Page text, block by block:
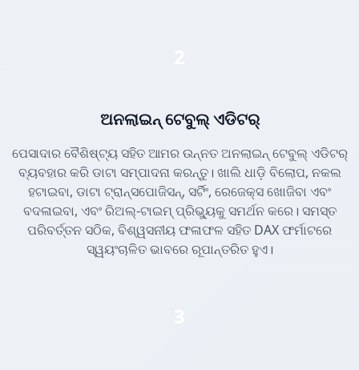
ଅନଲାଇନ୍ ଟେବୁଲ୍ ଏଡିଟର୍
ପେସାଦାର ବୈଶିଷ୍ଟ୍ୟ ସହିତ ଆମର ଉନ୍ନତ ଅନଲାଇନ୍ ଟେବୁଲ୍ ଏଡିଟର୍
ବ୍ୟବହାର କରି ଡାଟା ସମ୍ପାଦନା କରନ୍ତୁ। ଖାଲି ଧାଡ଼ି ବିଲୋପ, ନକଲ
ହଟାଇବା, ଡାଟା ଟ୍ରାନ୍ସପୋଜିସନ୍, ସର୍ଟିଂ, ରେଜେକ୍ସ ଖୋଜିବା ଏବଂ
ବଦଳାଇବା, ଏବଂ ରିଅଲ୍-ଟାଇମ୍ ପ୍ରିଭ୍ୟୁକୁ ସମର୍ଥନ କରେ। ସମସ୍ତ
ପରିବର୍ତ୍ତନ ସଠିକ, ବିଶ୍ୱସନୀୟ ଫଳାଫଳ ସହିତ DAX ଫର୍ମାଟରେ
ସ୍ୱୟଂଚାଳିତ ଭାବରେ ରୂପାନ୍ତରିତ ହୁଏ।